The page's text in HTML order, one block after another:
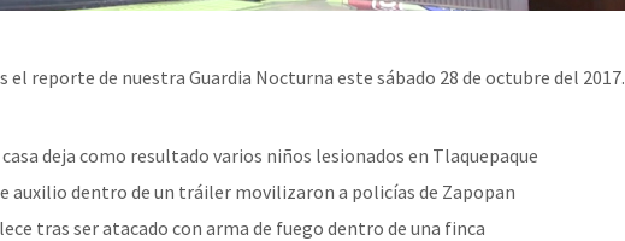
el reporte de nuestra Guardia Nocturna este sábado 28 de octubre del 2017.
deja como resultado varios niños lesionados en Tlaquepaque
auxilio dentro de un tráiler movilizaron a policías de Zapopan
tras ser atacado con arma de fuego dentro de una finca